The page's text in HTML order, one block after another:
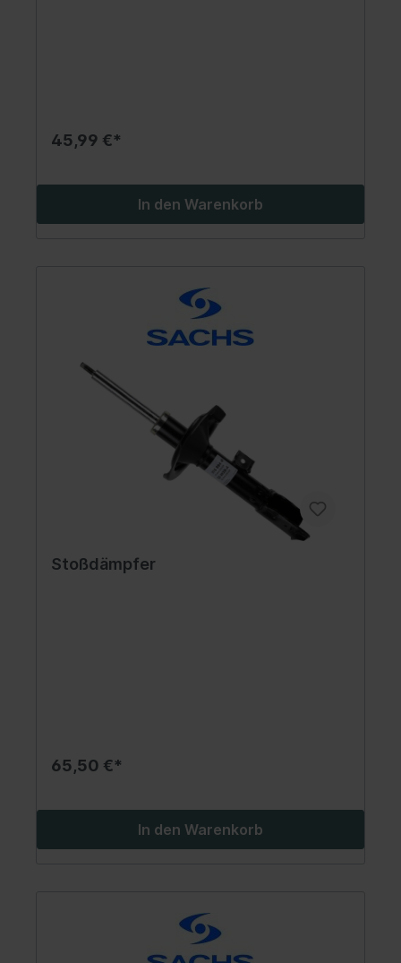
45,99 €*
In den Warenkorb
Stoßdämpfer
65,50 €*
In den Warenkorb